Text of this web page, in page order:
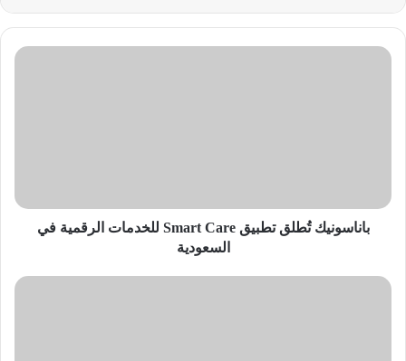
باناسونيك
السعودية
باناسونيك تُطلق تطبيق Smart Care للخدمات الرقمية في
السعودية
«المتطورة»